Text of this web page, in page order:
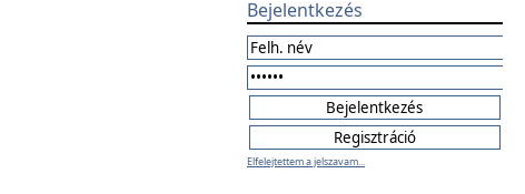
Bejelentkezés
Elfelejtettem a jelszavam...